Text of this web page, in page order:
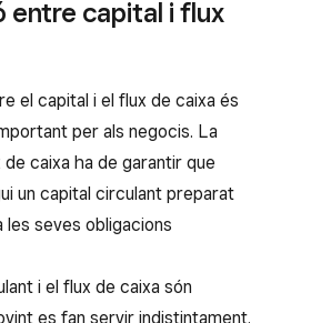
entre capital i flux
el capital i el flux de caixa és
per als negocis. La
caixa ha de garantir que
un capital circulant preparat
seves obligacions
i el flux de caixa són
es fan servir indistintament.